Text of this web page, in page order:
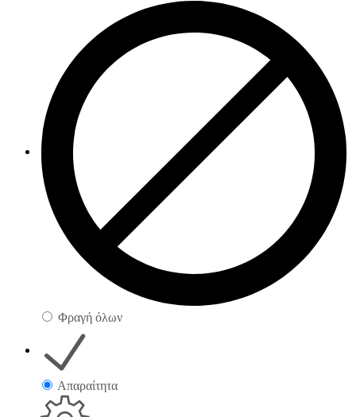
Φραγή όλων
Απαραίτητα